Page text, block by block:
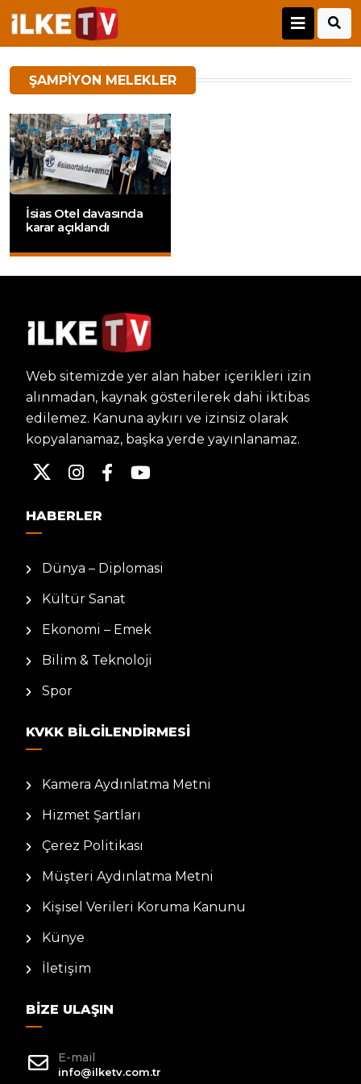
ŞAMPIYON MELEKLER
İsias Otel davasında
karar açıklandı
Web sitemizde yer alan haber içerikleri izin
alınmadan, kaynak gösterilerek dahi iktibas
edilemez. Kanuna aykırı ve izinsiz olarak
kopyalanamaz, başka yerde yayınlanamaz.
HABERLER
Dünya – Diplomasi
Kültür Sanat
Ekonomi – Emek
Bilim & Teknoloji
Spor
KVKK BILGILENDIRMESI
Kamera Aydınlatma Metni
Hizmet Şartları
Çerez Politikası
Müşteri Aydınlatma Metni
Kişisel Verileri Koruma Kanunu
Künye
İletişim
BIZE ULAŞIN
E-mail
info@ilketv.com.tr